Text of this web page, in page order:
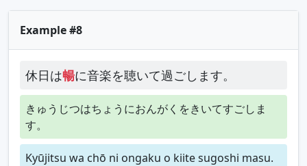
Example #8
休日は暢に音楽を聴いて過ごします。
きゅうじつはちょうにおんがくをきいてすごしま
す。
Kyūjitsu wa chō ni ongaku o kiite sugoshi masu.